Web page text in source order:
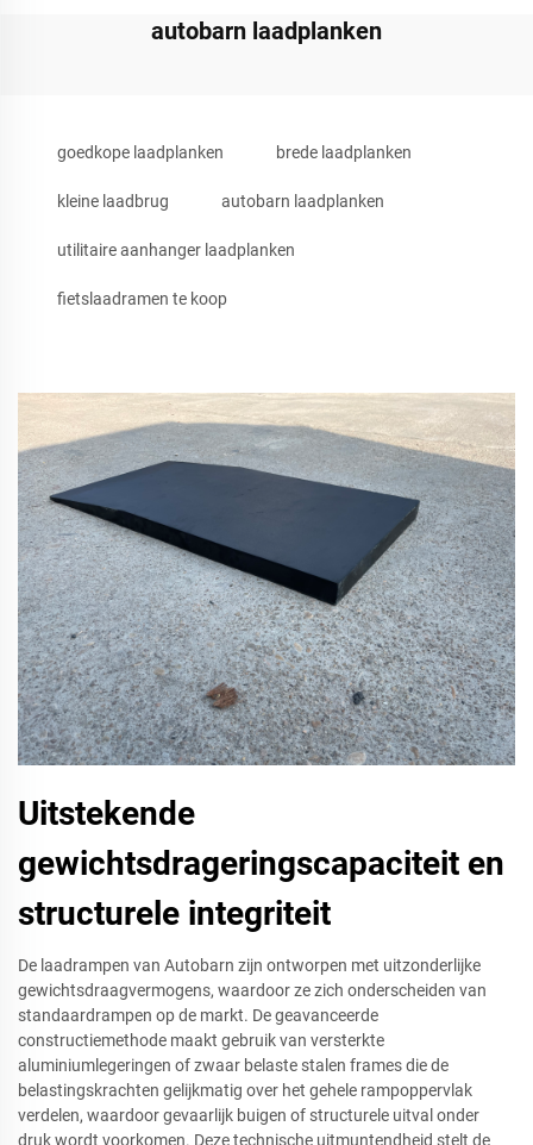
autobarn laadplanken
goedkope laadplanken brede laadplanken
kleine laadbrug autobarn laadplanken
utilitaire aanhanger laadplanken
fietslaadramen te koop
Uitstekende
gewichtsdrageringscapaciteit en
structurele integriteit
De laadrampen van Autobarn zijn ontworpen met uitzonderlijke
gewichtsdraagvermogens, waardoor ze zich onderscheiden van
standaardrampen op de markt. De geavanceerde
constructiemethode maakt gebruik van versterkte
aluminiumlegeringen of zwaar belaste stalen frames die de
belastingskrachten gelijkmatig over het gehele rampoppervlak
verdelen, waardoor gevaarlijk buigen of structurele uitval onder
druk wordt voorkomen. Deze technische uitmuntendheid stelt de